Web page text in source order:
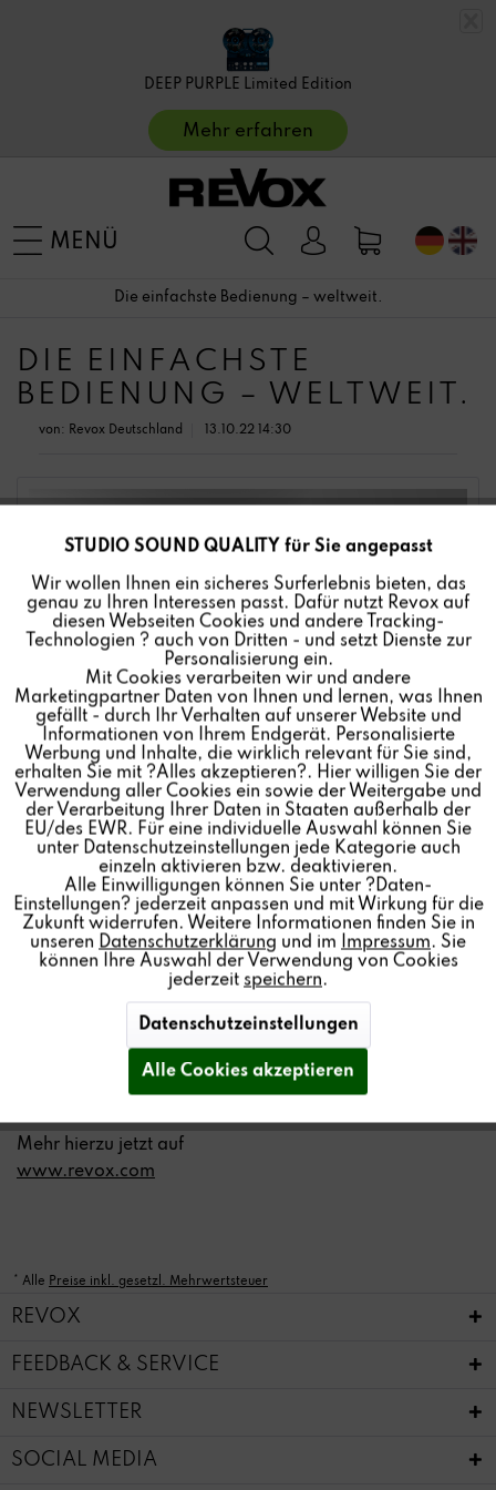
DEEP PURPLE Limited Edition
Mehr erfahren
MENÜ
Die einfachste Bedienung – weltweit.
DIE EINFACHSTE
BEDIENUNG – WELTWEIT.
von: Revox Deutschland 13.10.22 14:30
Die einfachste Bedienung – weltweit. Patentiert von
Revox.
Erfahren Sie mehr zur einzigartigen User Favoriten
Funktion der neuen Revox Multiuser App.
Die eigenen Favoriten immer direkt verfügbar auf der
eigenen Startseite der App.
Mehr hierzu jetzt auf
www.revox.com
* Alle Preise inkl. gesetzl. Mehrwertsteuer
REVOX
FEEDBACK & SERVICE
NEWSLETTER
SOCIAL MEDIA
Funktionale Aktiv
Marketing Inaktiv
Tracking Inaktiv
Personalisierung Inaktiv
Service Inaktiv
STUDIO SOUND QUALITY für Sie angepasst
Wir wollen Ihnen ein sicheres Surferlebnis bieten, das
genau zu Ihren Interessen passt. Dafür nutzt Revox auf
diesen Webseiten Cookies und andere Tracking-
Technologien ? auch von Dritten - und setzt Dienste zur
Personalisierung ein.
Mit Cookies verarbeiten wir und andere
Marketingpartner Daten von Ihnen und lernen, was Ihnen
gefällt - durch Ihr Verhalten auf unserer Website und
Informationen von Ihrem Endgerät. Personalisierte
Werbung und Inhalte, die wirklich relevant für Sie sind,
erhalten Sie mit ?Alles akzeptieren?. Hier willigen Sie der
Verwendung aller Cookies ein sowie der Weitergabe und
der Verarbeitung Ihrer Daten in Staaten außerhalb der
EU/des EWR. Für eine individuelle Auswahl können Sie
unter Datenschutzeinstellungen jede Kategorie auch
einzeln aktivieren bzw. deaktivieren.
Alle Einwilligungen können Sie unter ?Daten-
Einstellungen? jederzeit anpassen und mit Wirkung für die
Zukunft widerrufen. Weitere Informationen finden Sie in
unseren Datenschutzerklärung und im Impressum. Sie
können Ihre Auswahl der Verwendung von Cookies
jederzeit speichern.
Datenschutzeinstellungen
Alle Cookies akzeptieren